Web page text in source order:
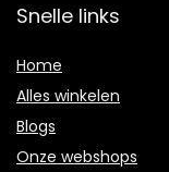
Snelle links
Home
Alles winkelen
Blogs
Onze webshops